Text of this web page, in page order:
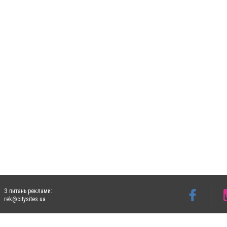
З питань реклами:
rek@citysites.ua